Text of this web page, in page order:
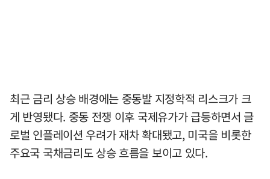
최근 금리 상승 배경에는 중동발 지정학적 리스크가 크
게 반영됐다. 중동 전쟁 이후 국제유가가 급등하면서 글
로벌 인플레이션 우려가 재차 확대됐고, 미국을 비롯한
주요국 국채금리도 상승 흐름을 보이고 있다.